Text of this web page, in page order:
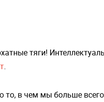
тяги!
.
то, в чем мы больше